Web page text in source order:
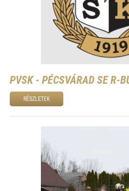
PVSK - PÉCSVÁRAD SE R-
RÉSZLETEK